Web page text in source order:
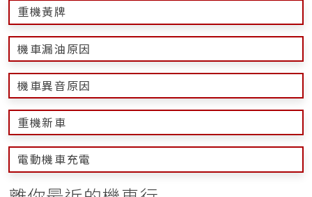
重機黃牌
機車漏油原因
機車異音原因
重機新車
電動機車充電